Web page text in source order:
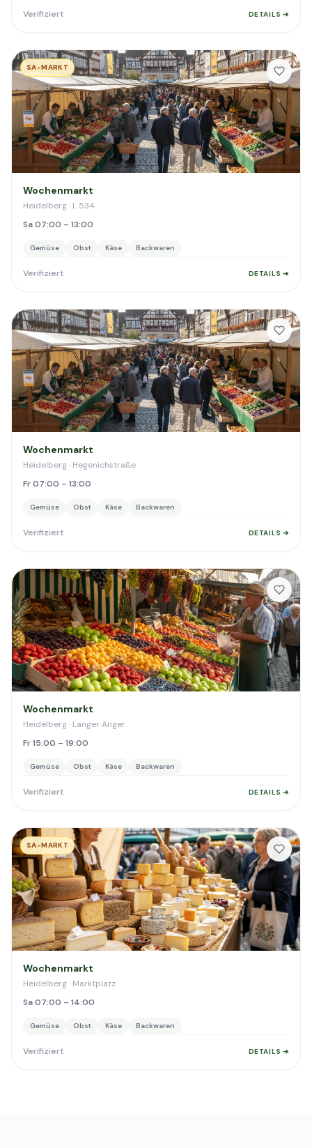
Verifiziert DETAILS ➔
SA-MARKT
Wochenmarkt
Heidelberg · L 534
Sa 07:00 – 13:00
Gemüse Obst Käse Backwaren
Verifiziert DETAILS ➔
Wochenmarkt
Heidelberg · Hegenichstraße
Fr 07:00 – 13:00
Gemüse Obst Käse Backwaren
Verifiziert DETAILS ➔
Wochenmarkt
Heidelberg · Langer Anger
Fr 15:00 – 19:00
Gemüse Obst Käse Backwaren
Verifiziert DETAILS ➔
SA-MARKT
Wochenmarkt
Heidelberg · Marktplatz
Sa 07:00 – 14:00
Gemüse Obst Käse Backwaren
Verifiziert DETAILS ➔